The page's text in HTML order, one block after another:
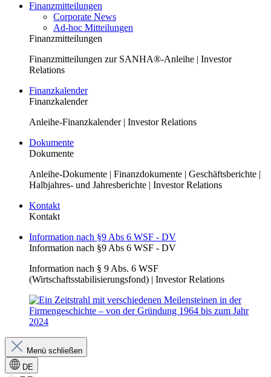
Finanzmitteilungen
Corporate News
Ad-hoc Mitteilungen
Finanzmitteilungen
Finanzmitteilungen zur SANHA®-Anleihe | Investor
Relations
Finanzkalender
Finanzkalender
Anleihe-Finanzkalender | Investor Relations
Dokumente
Dokumente
Anleihe-Dokumente | Finanzdokumente | Geschäftsberichte |
Halbjahres- und Jahresberichte | Investor Relations
Kontakt
Kontakt
Information nach §9 Abs 6 WSF - DV
Information nach §9 Abs 6 WSF - DV
Information nach § 9 Abs. 6 WSF
(Wirtschaftsstabilisierungsfond) | Investor Relations
Menü schließen
DE